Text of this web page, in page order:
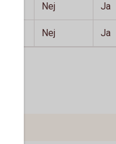
Nej Ja
Nej Ja